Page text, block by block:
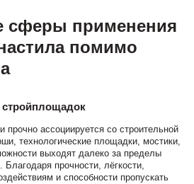
сферы применения
помимо
стройплощадок
прочно ассоциируется со строительной
технологические площадки, мостики,
выходят далеко за пределы
Благодаря прочности, лёгкости,
и способности пропускать